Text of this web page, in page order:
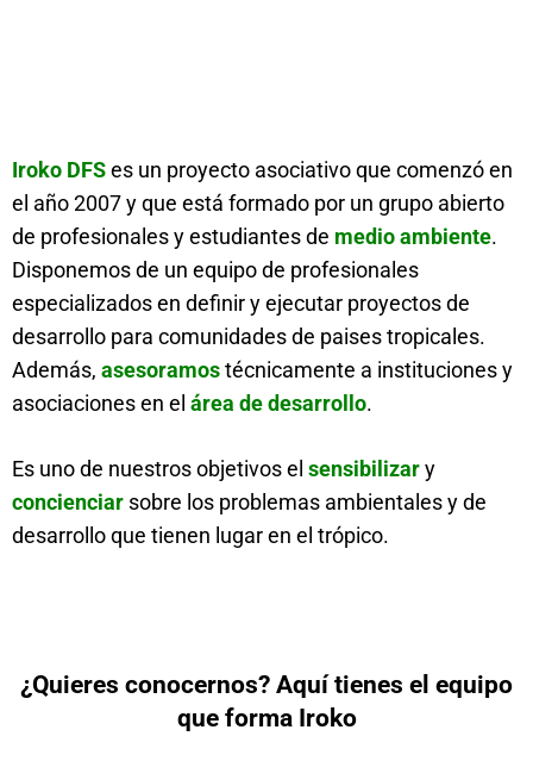
Iroko DFSes un proyecto asociativo que comenzó en
el año 2007 y que está formado por un grupo abierto
de profesionales y estudiantes de medio ambiente.
Disponemos de un equipo de profesionales
especializados en definir y ejecutar proyectos de
desarrollo para comunidades de paises tropicales.
Además, asesoramostécnicamente a instituciones y
asociaciones en el área de desarrollo.
Es uno de nuestros objetivos el sensibilizary
concienciar sobre los problemas ambientales y de
desarrollo que tienen lugar en el trópico.
¿Quieres conocernos? Aquí tienes el equipo
que forma Iroko